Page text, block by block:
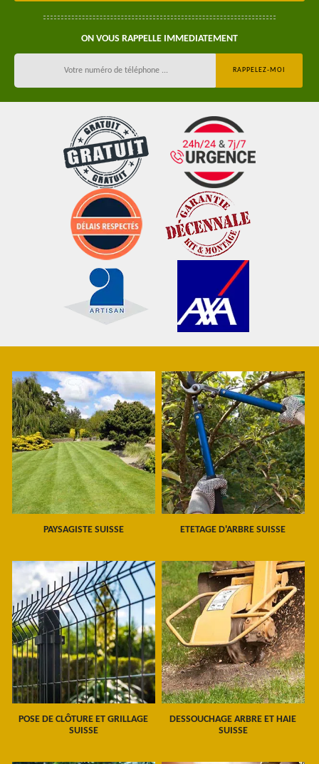
ON VOUS RAPPELLE IMMEDIATEMENT
PAYSAGISTE SUISSE ETETAGE D'ARBRE SUISSE
POSE DE CLÔTURE ET GRILLAGE
SUISSE
DESSOUCHAGE ARBRE ET HAIE
SUISSE